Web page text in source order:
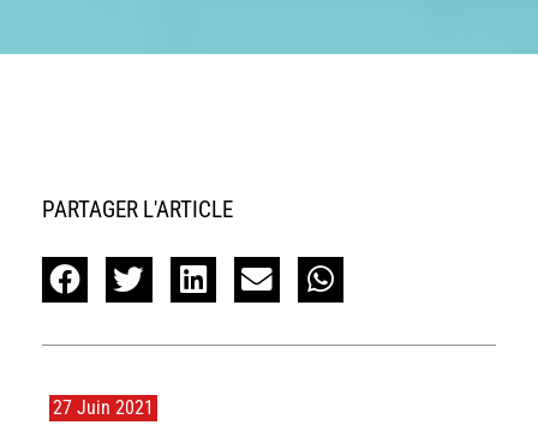
PARTAGER L'ARTICLE
27 Juin 2021